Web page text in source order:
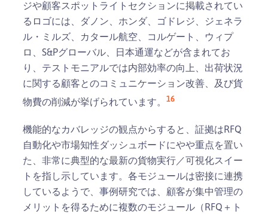
ジや顧客スポットライトセクションに掲載されてい
るロゴには、ダノン、ホンダ、ゴドレジ、ジェネラ
ル・ミルズ、カタール航空、コルゲート、ウィプ
ロ、S&Pグローバル、日本通運などが含まれてお
り、テストモニアルでは内部効率の向上、出荷状況
に関する顧客とのコミュニケーション改善、及び貨
物費の削減が挙げられています。 16
機能的なカバレッジの観点からすると、証拠はRFQ
自動化や市場知性ダッシュボードにやや重点を置い
た、非常に典型的な最新の貨物実行／可視化スイー
トを指し示しています。各モジュールは密接に連携
しているようで、事例研究では、顧客が集中管理の
メリットを得るために複数のモジュール（RFQ＋ト